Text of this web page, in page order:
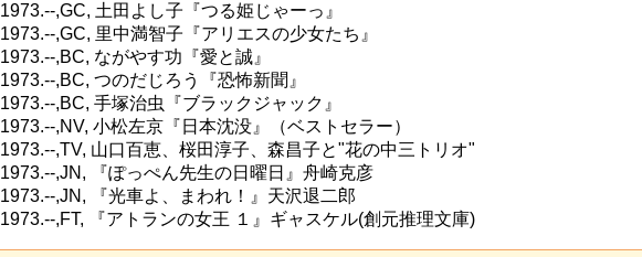
1973.--,GC, 土田よし子『つる姫じゃーっ』
1973.--,GC, 里中満智子『アリエスの少女たち』
1973.--,BC, ながやす功『愛と誠』
1973.--,BC, つのだじろう『恐怖新聞』
1973.--,BC, 手塚治虫『ブラックジャック』
1973.--,NV, 小松左京『日本沈没』（ベストセラー）
1973.--,TV, 山口百恵、桜田淳子、森昌子と"花の中三トリオ"
1973.--,JN, 『ぽっぺん先生の日曜日』舟崎克彦
1973.--,JN, 『光車よ、まわれ！』天沢退二郎
1973.--,FT, 『アトランの女王 １』ギャスケル(創元推理文庫)